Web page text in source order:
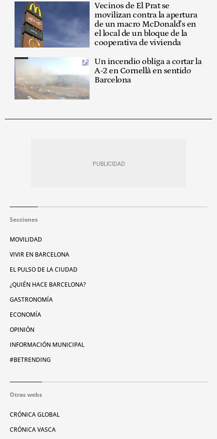
Vecinos de El Prat se
movilizan contra la apertura
de un macro McDonald's en
el local de un bloque de la
cooperativa de vivienda
Un incendio obliga a cortar la
A-2 en Cornellà en sentido
Barcelona
Secciones
MOVILIDAD
VIVIR EN BARCELONA
EL PULSO DE LA CIUDAD
¿QUIÉN HACE BARCELONA?
GASTRONOMÍA
ECONOMÍA
OPINIÓN
INFORMACIÓN MUNICIPAL
#BETRENDING
Otras webs
CRÓNICA GLOBAL
CRÓNICA VASCA